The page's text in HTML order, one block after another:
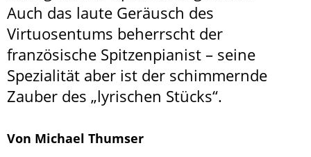
Auch das laute Geräusch des
Virtuosentums beherrscht der
französische Spitzenpianist – seine
Spezialität aber ist der schimmernde
Zauber des „lyrischen Stücks“.
Von Michael Thumser